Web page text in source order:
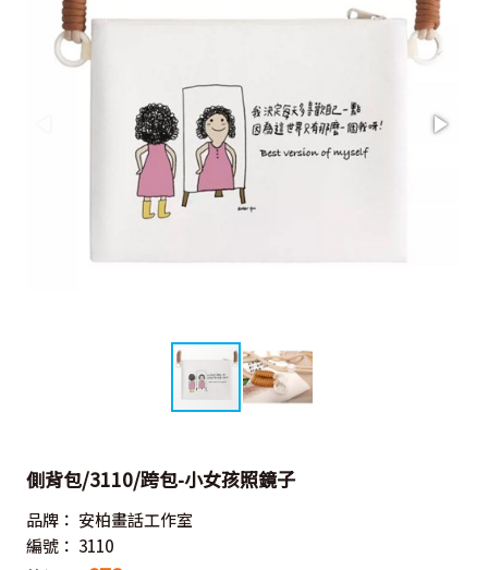
側背包/3110/跨包-小女孩照鏡子
品牌： 安柏畫話工作室
編號： 3110